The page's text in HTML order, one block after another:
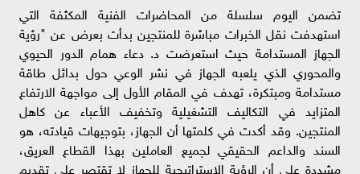
تضمن اليوم سلسلة من المحاضرات الفنية المكثفة التي
استهدفت نقل الخبرات مباشرة للمنتجين بدأت بعرض عن "رؤية
الجهاز المستدامة حيث استعرضت د. دعاء همام الدور الحيوي
والمحوري الذي يلعبه الجهاز في نشر الوعي حول بدائل طاقة
مستدامة ومبتكرة، تهدف في المقام الأول إلى مواجهة الارتفاع
المتزايد في التكاليف التشغيلية وتخفيف الأعباء عن كاهل
المنتجين. وقد أكدت في كلمتها أن الجهاز، بتوجيهات قيادته، هو
السند والداعم الحقيقي لجميع العاملين بهذا القطاع العريق،
مشددة على أن الرؤية الاستراتيجية للجهاز لا تقتصر على تقديم